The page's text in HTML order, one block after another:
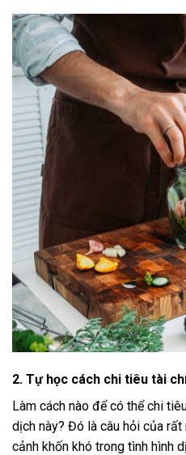
2. Tự học cách chi tiêu tài
Làm cách nào để có thể chi
dịch này? Đó là câu hỏi của
cảnh khốn khó trong tình hình